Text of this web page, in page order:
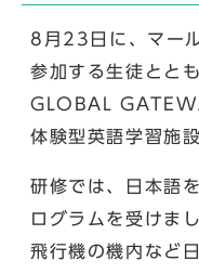
8月23日に、マー
参加する生徒とと
GLOBAL
体験型英語学習施
研修では、日本語
ログラムを受けま
飛行機の機内など